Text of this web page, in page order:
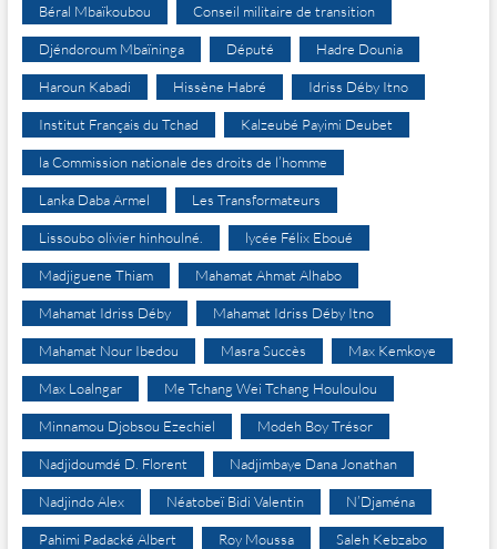
Béral Mbaïkoubou Conseil militaire de transition
Djéndoroum Mbaïninga Député Hadre Dounia
Haroun Kabadi Hissène Habré Idriss Déby Itno
Institut Français du Tchad Kalzeubé Payimi Deubet
la Commission nationale des droits de l’homme
Lanka Daba Armel Les Transformateurs
Lissoubo olivier hinhoulné. lycée Félix Eboué
Madjiguene Thiam Mahamat Ahmat Alhabo
Mahamat Idriss Déby Mahamat Idriss Déby Itno
Mahamat Nour Ibedou Masra Succès Max Kemkoye
Max Loalngar Me Tchang Wei Tchang Houloulou
Minnamou Djobsou Ezechiel Modeh Boy Trésor
Nadjidoumdé D. Florent Nadjimbaye Dana Jonathan
Nadjindo Alex Néatobeï Bidi Valentin N’Djaména
Pahimi Padacké Albert Roy Moussa Saleh Kebzabo